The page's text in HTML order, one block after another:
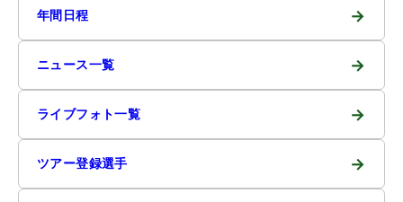
年間日程 →
ニュース一覧 →
ライブフォト一覧 →
ツアー登録選手 →